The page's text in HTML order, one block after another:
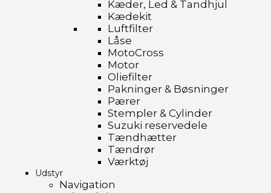
Kæder, Led & Tandhjul
Kædekit
Luftfilter
Låse
MotoCross
Motor
Oliefilter
Pakninger & Bøsninger
Pærer
Stempler & Cylinder
Suzuki reservedele
Tændhætter
Tændrør
Værktøj
Udstyr
Navigation